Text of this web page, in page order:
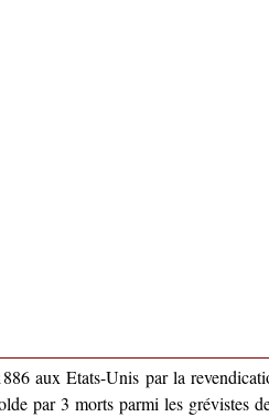
aux Etats-Unis par la
par 3 morts parmi les grévistes